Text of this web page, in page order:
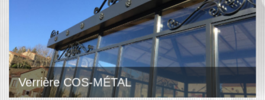
Verrière COS-MÉTAL